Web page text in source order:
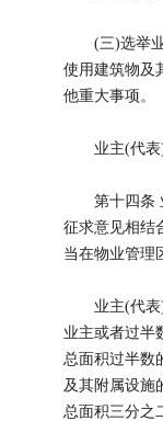
(三)选举业
使用建筑物及
他重大事项。
业主(代表)
第十四条 业
征求意见相结
当在物业管理
业主(代表)
业主或者过半
总面积过半数
及其附属设施
总面积三分之